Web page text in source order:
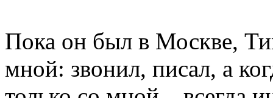
Пока он был в Москве,
мной: звонил, писал, а